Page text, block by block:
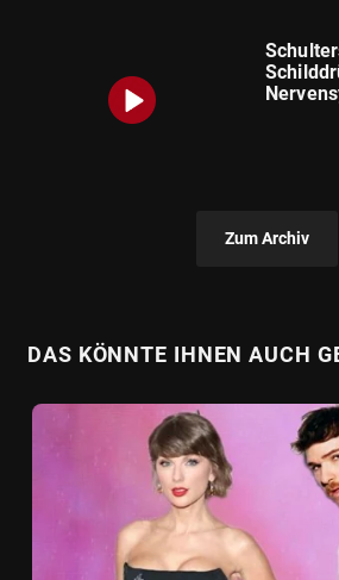
Zum Archiv
DAS KÖNNTE IHNEN AUCH